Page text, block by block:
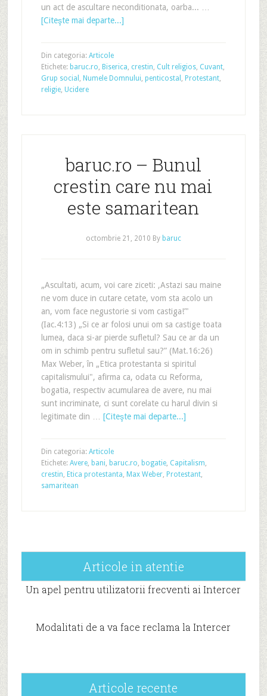
un act de ascultare neconditionata, oarba... …
[Citeşte mai departe...]
Din categoria: Articole
Etichete: baruc.ro, Biserica, crestin, Cult religios, Cuvant,
Grup social , Numele Domnului, penticostal , Protestant,
religie, Ucidere
baruc.ro – Bunul
crestin care nu mai
este samaritean
octombrie 21, 2010 By baruc
„Ascultati, acum, voi care ziceti: ‚Astazi sau maine
ne vom duce in cutare cetate, vom sta acolo un
an, vom face negustorie si vom castiga!’"
(Iac.4:13) „Si ce ar folosi unui om sa castige toata
lumea, daca si-ar pierde sufletul? Sau ce ar da un
om in schimb pentru sufletul sau?” (Mat.16:26)
Max Weber, în „Etica protestanta si spiritul
capitalismului", afirma ca, odata cu Reforma,
bogatia, respectiv acumularea de avere, nu mai
sunt incriminate, ci sunt corelate cu harul divin si
legitimate din … [Citeşte mai departe...]
Din categoria: Articole
Etichete: Avere, bani, baruc.ro, bogatie, Capitalism,
crestin, Etica protestanta, Max Weber, Protestant,
samaritean
Articole in atentie
Un apel pentru utilizatorii frecventi ai Intercer
Modalitati de a va face reclama la Intercer
Articole recente